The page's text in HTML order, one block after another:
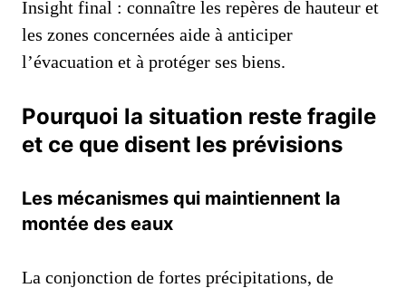
Insight final : connaître les repères de hauteur et
les zones concernées aide à anticiper
l’évacuation et à protéger ses biens.
Pourquoi la situation reste fragile
et ce que disent les prévisions
Les mécanismes qui maintiennent la
montée des eaux
La conjonction de fortes précipitations, de